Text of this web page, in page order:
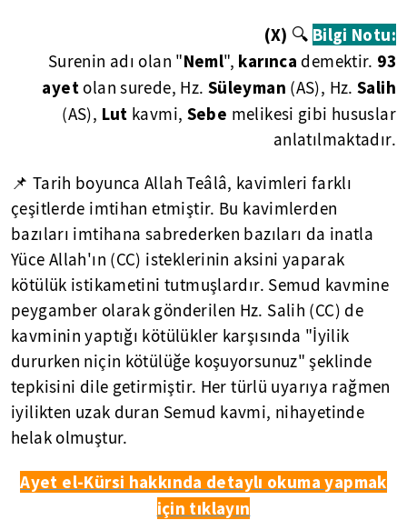
(X) 🔍 Bilgi Notu:
Surenin adı olan "Neml", karınca demektir. 93
ayet olan surede, Hz. Süleyman (AS), Hz.Salih
(AS), Lut kavmi, Sebe melikesi gibi hususlar
anlatılmaktadır.
📌 Tarih boyunca Allah Teâlâ, kavimleri farklı
çeşitlerde imtihan etmiştir. Bu kavimlerden
bazıları imtihana sabrederken bazıları da inatla
Yüce Allah'ın (CC) isteklerinin aksini yaparak
kötülük istikametini tutmuşlardır. Semud kavmine
peygamber olarak gönderilen Hz. Salih (CC) de
kavminin yaptığı kötülükler karşısında "İyilik
dururken niçin kötülüğe koşuyorsunuz" şeklinde
tepkisini dile getirmiştir. Her türlü uyarıya rağmen
iyilikten uzak duran Semud kavmi, nihayetinde
helak olmuştur.
Ayet el-Kürsi hakkında detaylı okuma yapmak
için tıklayın